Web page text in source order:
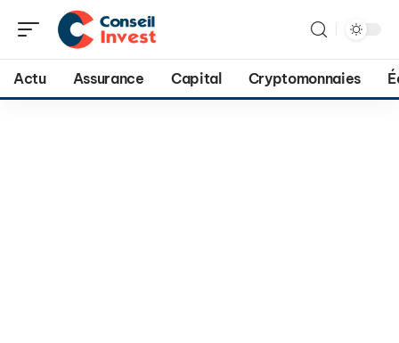
Actu Assurance Capital Cryptomonnaies